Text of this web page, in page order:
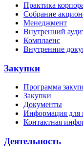
Практика
Собрание
Менеджмент
Внутренний
Комплаенс
Внутренние
Закупки
Программа
Закупки
Документы
Информация для
Контактная
Деятельность